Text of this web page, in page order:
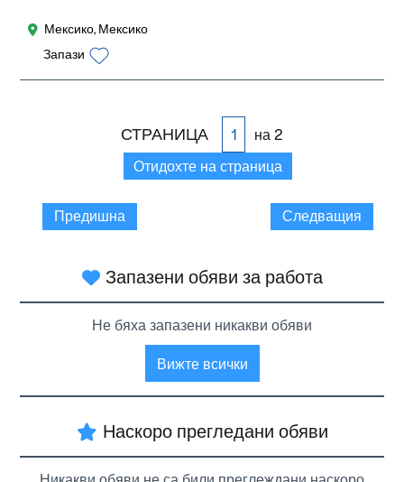
Мексико, Мексико
Запази
СТРАНИЦА
на 2
Отидохте на страница
Предишна Следващия
Запазени обяви за работа
Не бяха запазени никакви обяви
Вижте всички
Наскоро прегледани обяви